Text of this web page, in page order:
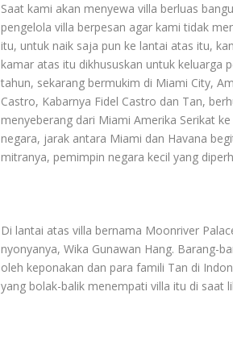
Saat kami akan menyewa villa berluas
pengelola villa berpesan agar kami tidak
itu, untuk naik saja pun ke lantai atas itu,
kamar atas itu dikhususkan untuk keluarga
tahun, sekarang bermukim di Miami City,
Castro, Kabarnya Fidel Castro dan Tan,
menyeberang dari Miami Amerika Serikat
negara, jarak antara Miami dan Havana
mitranya, pemimpin negara kecil yang
Di lantai atas villa bernama Moonriver
nyonyanya, Wika Gunawan Hang. Barang-
oleh keponakan dan para famili Tan di
yang bolak-balik menempati villa itu di saat